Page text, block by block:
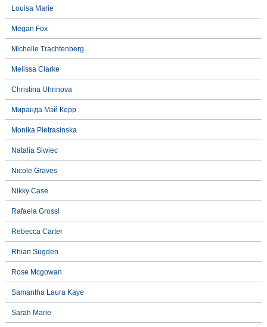
Louisa Marie
Megan Fox
Michelle Trachtenberg
Melissa Clarke
Christina Uhrinova
Миранда Мэй Керр
Monika Pietrasinska
Natalia Siwiec
Nicole Graves
Nikky Case
Rafaela Grossl
Rebecca Carter
Rhian Sugden
Rose Mcgowan
Samantha Laura Kaye
Sarah Marie